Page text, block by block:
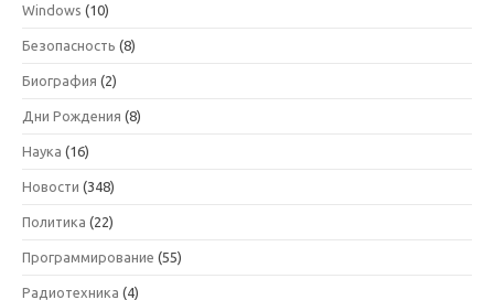
Windows (10)
Безопасность (8)
Биография (2)
Дни Рождения (8)
Наука (16)
Новости (348)
Политика (22)
Программирование (55)
Радиотехника (4)